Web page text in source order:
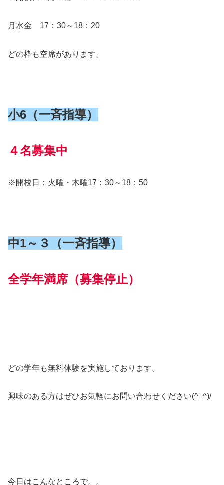
月水金 17：30～18：20
どの枠も空席があります。
小6（一斉指導）
４名募集中
※開校日：火曜・木曜17：30～18：50
中1～３（一斉指導）
全学年満席（募集停止）
どの学年も無料体験を実施しております。
興味のある方はぜひお気軽にお問い合わせください(^_^)/
今日はこんなところで。。